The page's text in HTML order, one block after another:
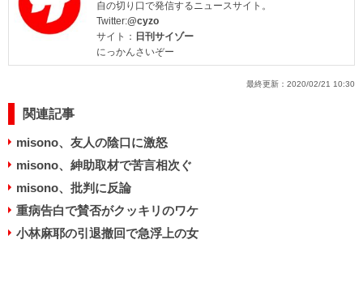
自の切り口で発信するニュースサイト。
Twitter:@cyzo
サイト： 日刊サイゾー
にっかんさいぞー
最終更新： 2020/02/21 10:30
関連記事
misono、友人の陰口に激怒
misono、紳助取材で苦言相次ぐ
misono、批判に反論
重病告白で賛否がクッキリのワケ
小林麻耶の引退撤回で急浮上の女